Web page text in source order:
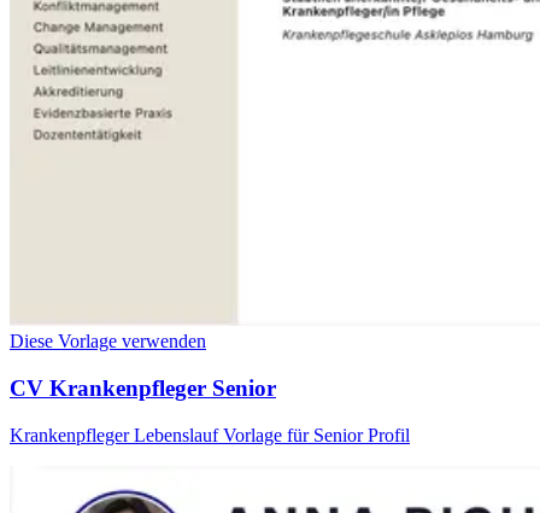
Diese Vorlage verwenden
CV Krankenpfleger Senior
Krankenpfleger Lebenslauf Vorlage für Senior Profil